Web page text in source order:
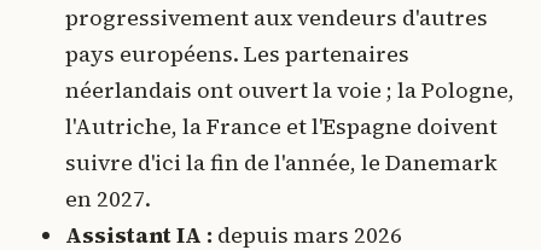
progressivement aux vendeurs d'autres
pays européens. Les partenaires
néerlandais ont ouvert la voie ; la Pologne,
l'Autriche, la France et l'Espagne doivent
suivre d'ici la fin de l'année, le Danemark
en 2027.
Assistant IA : depuis mars 2026